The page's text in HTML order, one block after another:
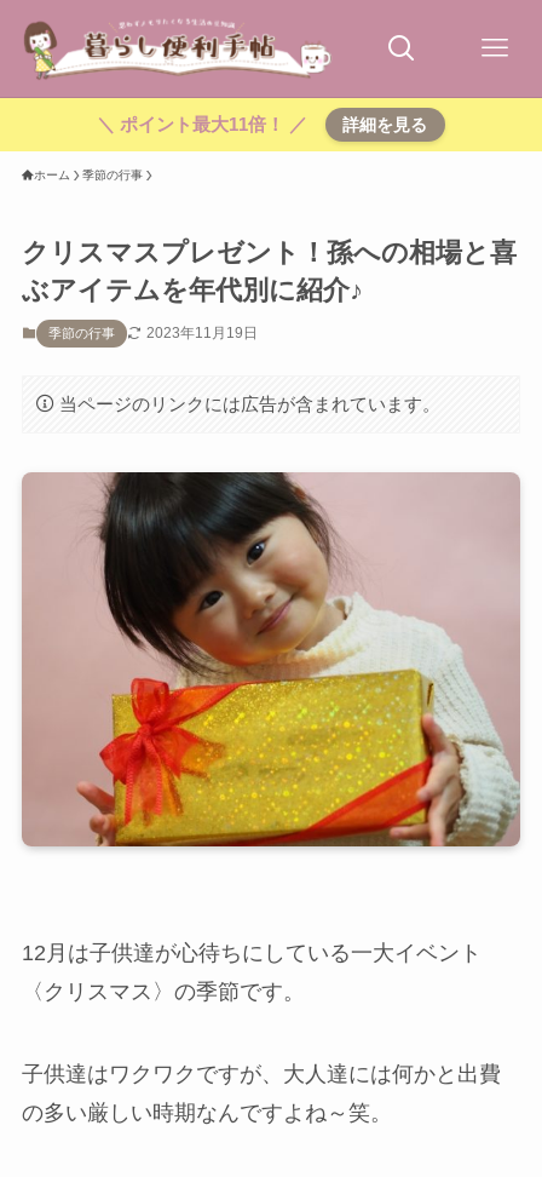
＼ ポイント最大11倍！ ／ 詳細を見る
ホーム 季節の行事
クリスマスプレゼント！孫への相場と喜
ぶアイテムを年代別に紹介♪
季節の行事 2023年11月19日
当ページのリンクには広告が含まれています。
12月は子供達が心待ちにしている一大イベント
〈クリスマス〉の季節です。
子供達はワクワクですが、大人達には何かと出費
の多い厳しい時期なんですよね～笑。